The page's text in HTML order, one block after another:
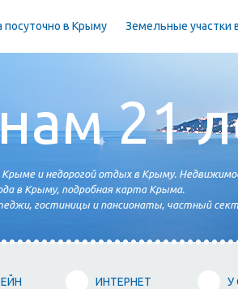
посуточно в Крыму Земельные участки
21
и недорогой отдых в Крыму.
в Крыму, подробная карта Крыма.
гостиницы и пансионаты, частный
ИНТЕРНЕТ У